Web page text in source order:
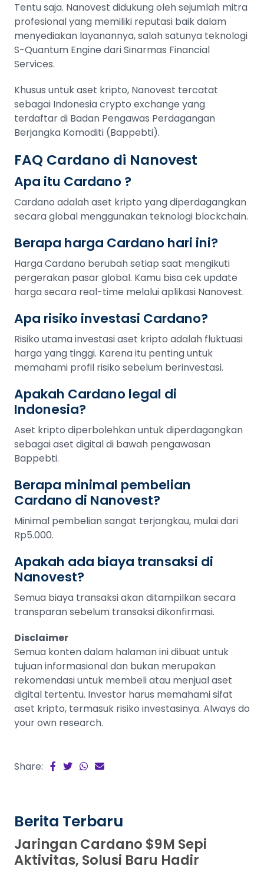
Tentu saja. Nanovest didukung oleh sejumlah mitra
profesional yang memiliki reputasi baik dalam
menyediakan layanannya, salah satunya teknologi
S-Quantum Engine dari Sinarmas Financial
Services.
Khusus untuk aset kripto, Nanovest tercatat
sebagai Indonesia crypto exchange yang
terdaftar di Badan Pengawas Perdagangan
Berjangka Komoditi (Bappebti).
FAQ Cardano di Nanovest
Apa itu Cardano ?
Cardano adalah aset kripto yang diperdagangkan
secara global menggunakan teknologi blockchain.
Berapa harga Cardano hari ini?
Harga Cardano berubah setiap saat mengikuti
pergerakan pasar global. Kamu bisa cek update
harga secara real-time melalui aplikasi Nanovest.
Apa risiko investasi Cardano?
Risiko utama investasi aset kripto adalah fluktuasi
harga yang tinggi. Karena itu penting untuk
memahami profil risiko sebelum berinvestasi.
Apakah Cardano legal di
Indonesia?
Aset kripto diperbolehkan untuk diperdagangkan
sebagai aset digital di bawah pengawasan
Bappebti.
Berapa minimal pembelian
Cardano di Nanovest?
Minimal pembelian sangat terjangkau, mulai dari
Rp5.000.
Apakah ada biaya transaksi di
Nanovest?
Semua biaya transaksi akan ditampilkan secara
transparan sebelum transaksi dikonfirmasi.
Disclaimer
Semua konten dalam halaman ini dibuat untuk
tujuan informasional dan bukan merupakan
rekomendasi untuk membeli atau menjual aset
digital tertentu. Investor harus memahami sifat
aset kripto, termasuk risiko investasinya. Always do
your own research.
Share:
Berita Terbaru
Jaringan Cardano $9M Sepi
Aktivitas, Solusi Baru Hadir